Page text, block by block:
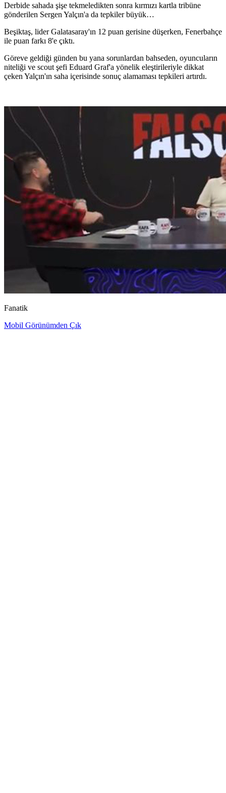
Derbide sahada şişe tekmeledikten sonra kırmızı kartla tribüne
gönderilen Sergen Yalçın'a da tepkiler büyük…
Beşiktaş, lider Galatasaray'ın 12 puan gerisine düşerken, Fenerbahçe
ile puan farkı 8'e çıktı.
Göreve geldiği günden bu yana sorunlardan bahseden, oyuncuların
niteliği ve scout şefi Eduard Graf'a yönelik eleştirileriyle dikkat
çeken Yalçın'ın saha içerisinde sonuç alamaması tepkileri artırdı.
Fanatik
Mobil Görünümden Çık